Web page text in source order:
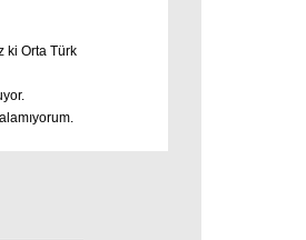
ki Orta Türk